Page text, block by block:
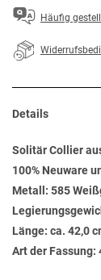
Häufig
Details
Solitär Collier
100% Neuware
Metall: 585
Länge: ca. 42,0
Art der Fassung: